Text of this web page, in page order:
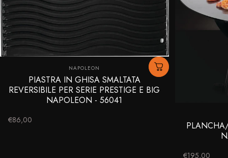
Fornitore:
NAPOLEON
PIASTRA IN GHISA SMALTATA
REVERSIBILE PER SERIE PRESTIGE E BIG
NAPOLEON - 56041
€86,00
€195,00